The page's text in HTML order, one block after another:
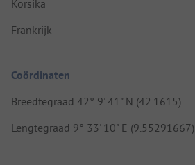
Korsika
Frankrijk
Coördinaten
Breedtegraad 42° 9' 41" N (42.1615)
Lengtegraad 9° 33' 10" E (9.55291667)